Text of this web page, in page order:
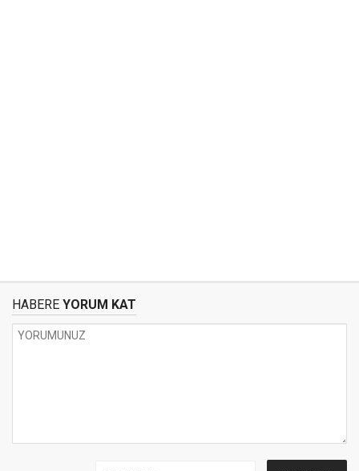
HABERE YORUM KAT